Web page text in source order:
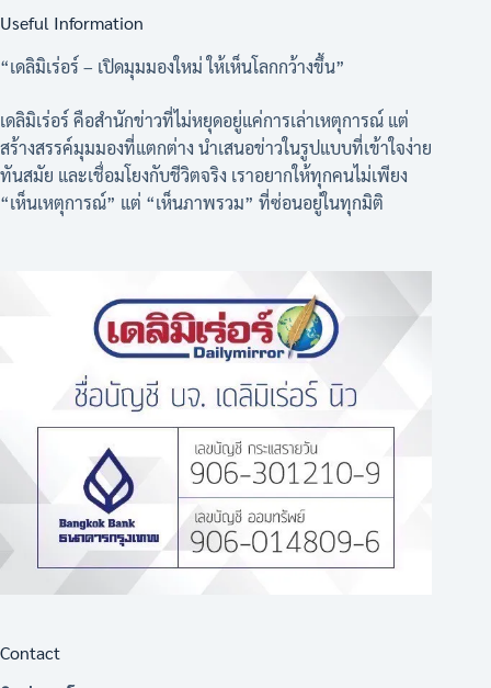
Useful Information
“เดลิมิเร่อร์ – เปิดมุมมองใหม่ ให้เห็นโลกกว้างขึ้น”
เดลิมิเร่อร์ คือสำนักข่าวที่ไม่หยุดอยู่แค่การเล่าเหตุการณ์ แต่
สร้างสรรค์มุมมองที่แตกต่าง นำเสนอข่าวในรูปแบบที่เข้าใจง่าย
ทันสมัย และเชื่อมโยงกับชีวิตจริง เราอยากให้ทุกคนไม่เพียง
“เห็นเหตุการณ์” แต่ “เห็นภาพรวม” ที่ซ่อนอยู่ในทุกมิติ
Contact